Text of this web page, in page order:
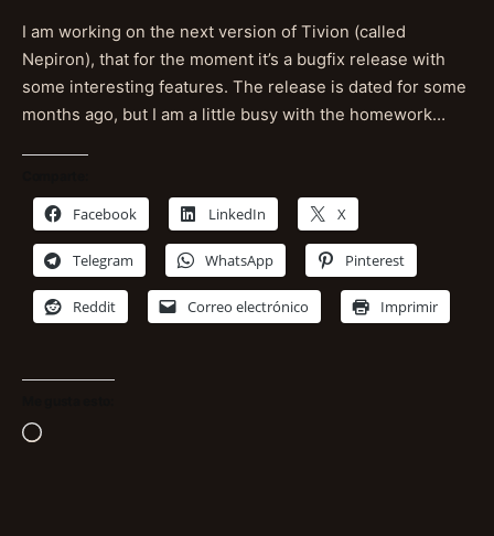
I am working on the next version of Tivion (called
Nepiron), that for the moment it’s a bugfix release with
some interesting features. The release is dated for some
months ago, but I am a little busy with the homework…
Facebook LinkedIn X
Telegram WhatsApp Pinterest
Reddit Correo electrónico Imprimir
Cargando...